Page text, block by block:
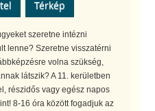
Térkép
szeretne intézni
lenne? Szeretne visszatérni
volna szükség,
látszik? A 11. kerületben
részidős vagy egész napos
8-16 óra között fogadjuk az